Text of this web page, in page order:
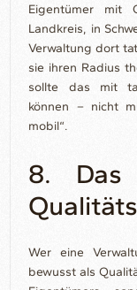
Eigentümer mit
Landkreis, in
Verwaltung dort
sie ihren Radius
sollte das mit
können – nicht
mobil“.
8. Das
Wer eine
bewusst als